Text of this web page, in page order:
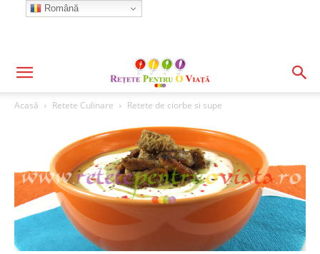
Acasă Retete Culinare Retete de ciorbe si supe
Română